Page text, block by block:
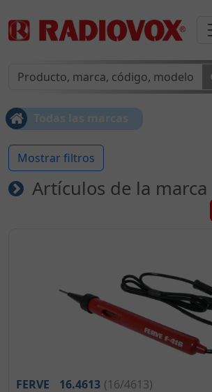
Mostrar filtros
Artículos de la marca
FERVE 16.4613 (16/4613)